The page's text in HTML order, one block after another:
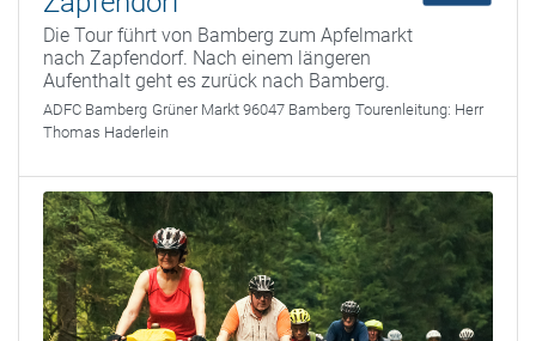
Die Tour führt von Bamberg zum Apfelmarkt
nach Zapfendorf. Nach einem längeren
Aufenthalt geht es zurück nach Bamberg.
ADFC Bamberg Grüner Markt 96047 Bamberg Tourenleitung: Herr
Thomas Haderlein